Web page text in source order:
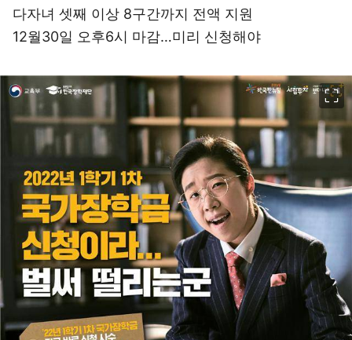
다자녀 셋째 이상 8구간까지 전액 지원
12월30일 오후6시 마감…미리 신청해야